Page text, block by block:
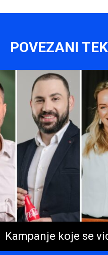
POVEZANI
Kampanje koje se